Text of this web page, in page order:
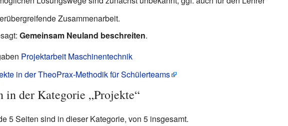
Zusammenarbeit.
Gemeinsam Neuland beschreiten.
Projektarbeit Maschinentechnik
in der TheoPrax-Methodik für Schülerteams
in der Kategorie „Projekte“
5 Seiten sind in dieser Kategorie, von 5 insgesamt.